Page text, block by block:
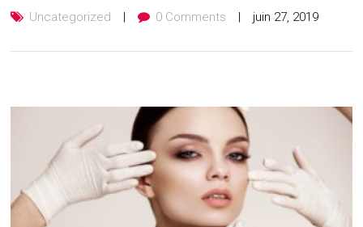
Uncategorized 0 Comments juin 27, 2019